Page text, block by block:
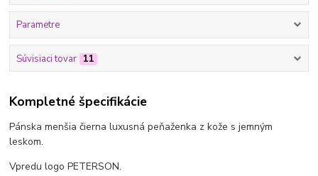
Parametre
Súvisiaci tovar 11
Kompletné špecifikácie
Pánska menšia čierna luxusná peňaženka z kože s jemným
leskom.
Vpredu logo PETERSON.